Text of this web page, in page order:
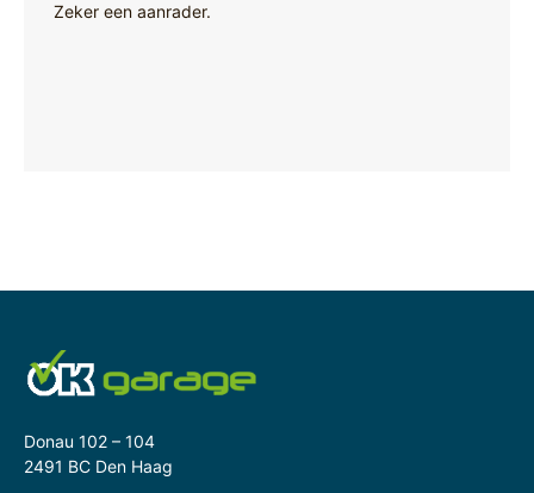
Zeker een aanrader.
Donau 102 – 104
2491 BC Den Haag